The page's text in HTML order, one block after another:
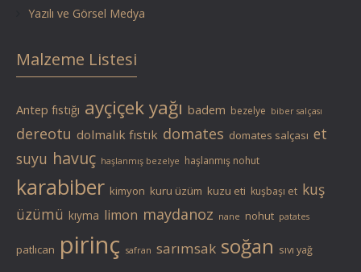
Yazılı ve Görsel Medya
Malzeme Listesi
Antep fıstığı ayçiçek yağı badem bezelye biber salçası
dereotu dolmalık fıstık domates domates salçası et
suyu havuç haşlanmış bezelye haşlanmış nohut
karabiber kimyon kuru üzüm kuzu eti kuşbaşı et kuş
üzümü kıyma limon maydanoz nane nohut patates
patlıcan pirinç safran sarımsak soğan sıvı yağ